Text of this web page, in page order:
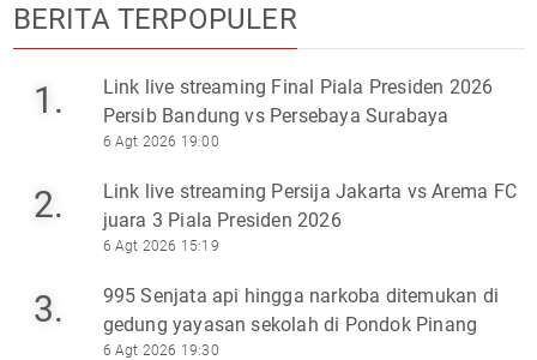
BERITA TERPOPULER
1.
Link live streaming Final Piala Presiden 2026
Persib Bandung vs Persebaya Surabaya
6 Agt 2026 19:00
2.
Link live streaming Persija Jakarta vs Arema FC
juara 3 Piala Presiden 2026
6 Agt 2026 15:19
3.
995 Senjata api hingga narkoba ditemukan di
gedung yayasan sekolah di Pondok Pinang
6 Agt 2026 19:30